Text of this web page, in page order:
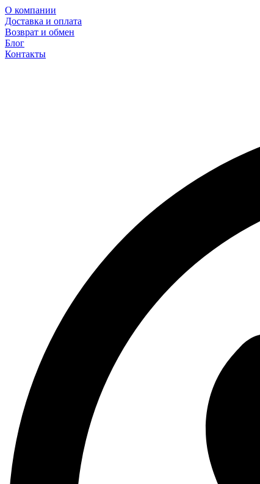
О компании
Доставка и оплата
Возврат и обмен
Блог
Контакты